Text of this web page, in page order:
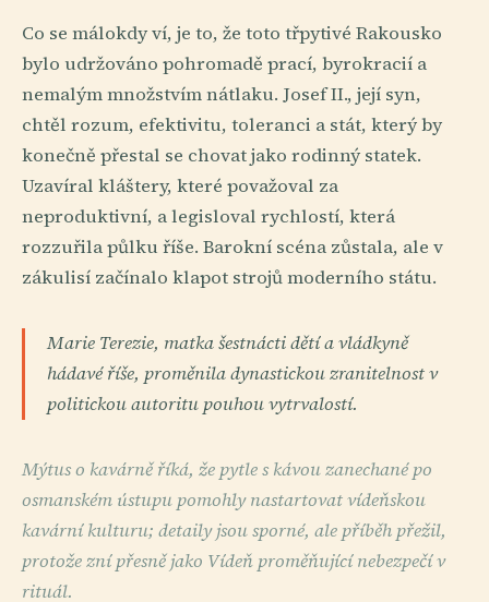
Co se málokdy ví, je to, že toto třpytivé Rakousko
bylo udržováno pohromadě prací, byrokracií a
nemalým množstvím nátlaku. Josef II., její syn,
chtěl rozum, efektivitu, toleranci a stát, který by
konečně přestal se chovat jako rodinný statek.
Uzavíral kláštery, které považoval za
neproduktivní, a legisloval rychlostí, která
rozzuřila půlku říše. Barokní scéna zůstala, ale v
zákulisí začínalo klapot strojů moderního státu.
Marie Terezie, matka šestnácti dětí a vládkyně
hádavé říše, proměnila dynastickou zranitelnost v
politickou autoritu pouhou vytrvalostí.
Mýtus o kavárně říká, že pytle s kávou zanechané po
osmanském ústupu pomohly nastartovat vídeňskou
kavární kulturu; detaily jsou sporné, ale příběh přežil,
protože zní přesně jako Vídeň proměňující nebezpečí v
rituál.